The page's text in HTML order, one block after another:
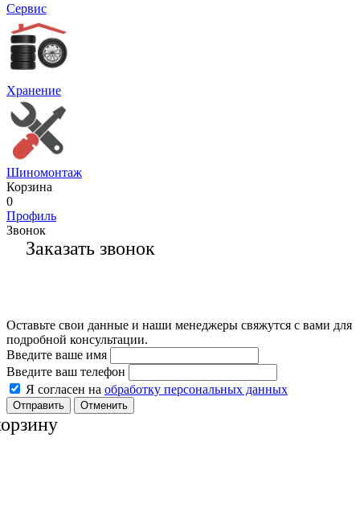
Сервис
Хранение
Шиномонтаж
Корзина
0
Профиль
Звонок
Заказать звонок
Оставьте свои данные и наши менеджеры свяжутся с вами для
подробной консультации.
Введите ваше имя
Введите ваш телефон
Я согласен на обработку персональных данных
Отменить